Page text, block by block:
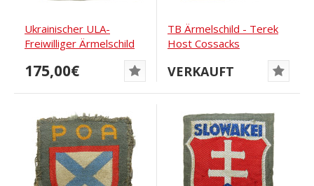
Ukrainischer ULA-
Freiwilliger Ärmelschild
175,00€
TB Ärmelschild - Terek
Host Cossacks
VERKAUFT